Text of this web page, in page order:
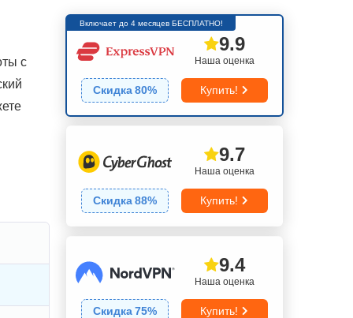
с
Включает до 4 месяцев БЕСПЛАТНО!
Наша оценка
9.9
Скидка80% Купить!
Наша оценка
9.7
Скидка88% Купить!
Наша оценка
9.4
Скидка75% Купить!